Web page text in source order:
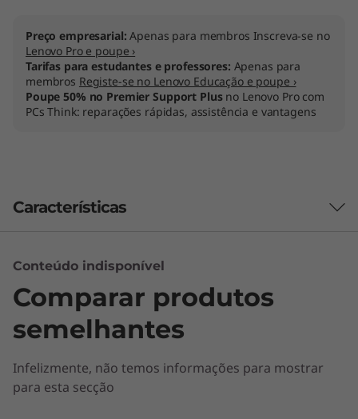
Preço empresarial:Apenas para membros Inscreva-se no
Lenovo Pro e poupe ›
Tarifas para estudantes e professores: Apenas para
membros Registe-se no Lenovo Educação e poupe ›
Poupe 50% no Premier Support Plusno Lenovo Pro com
PCs Think: reparações rápidas, assistência e vantagens
Características
Conteúdo indisponível
Comparar produtos
semelhantes
Infelizmente, não temos informações para mostrar
para esta secção